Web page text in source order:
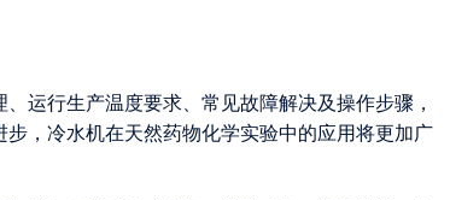
运行生产温度要求、常见故障解决及操作步骤，
，冷水机在天然药物化学实验中的应用将更加广